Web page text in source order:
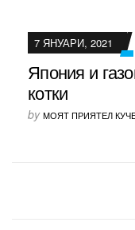
7 ЯНУАРИ, 2021
Япония и
котки
by МОЯТ ПРИЯТЕЛ